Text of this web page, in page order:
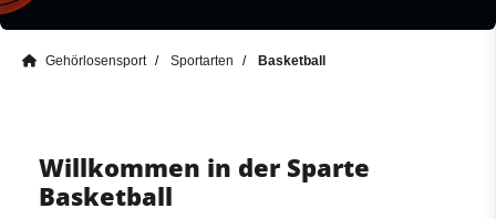
Gehörlosensport Sportarten Basketball
Willkommen in der Sparte
Basketball